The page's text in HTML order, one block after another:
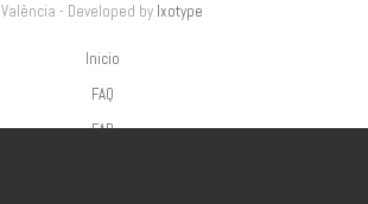
València - Developed by Ixotype
Inicio
FAQ
FAP